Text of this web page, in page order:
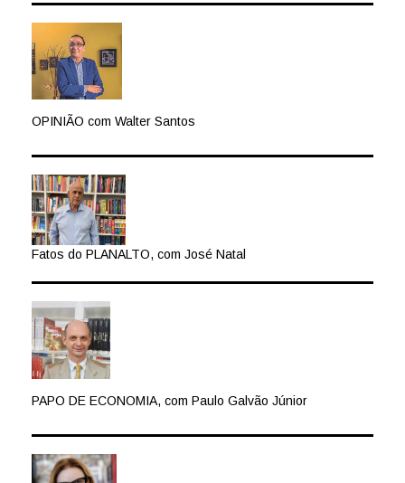
OPINIÃO com Walter Santos
Fatos do PLANALTO, com José Natal
PAPO DE ECONOMIA, com Paulo Galvão Júnior